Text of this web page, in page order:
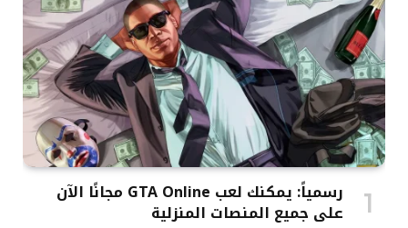
رسمياً: يمكنك لعب GTA Online مجانًا الآن
على جميع المنصات المنزلية